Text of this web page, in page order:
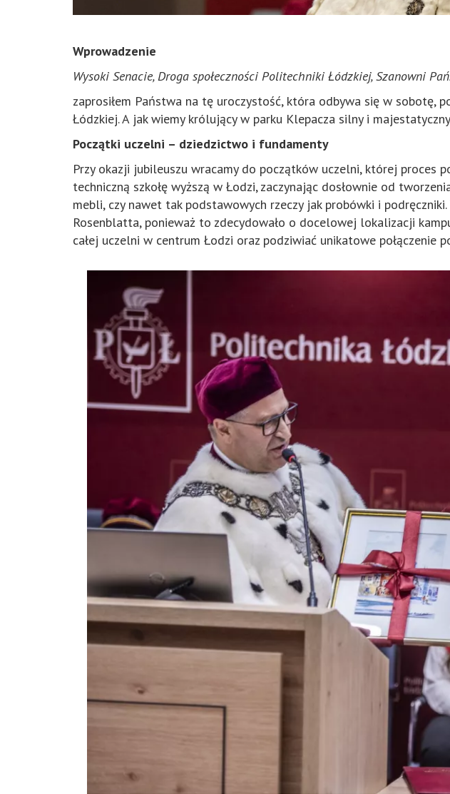
Wprowadzenie
Wysoki Senacie, Droga społeczności Politechniki Łódzkiej, Szanowni
zaprosiłem Państwa na tę uroczystość, która odbywa się w sobotę,
Łódzkiej. A jak wiemy królujący w parku Klepacza silny i
Początki uczelni – dziedzictwo i fundamenty
Przy okazji jubileuszu wracamy do początków uczelni, której proces
techniczną szkołę wyższą w Łodzi, zaczynając dosłownie od
mebli, czy nawet tak podstawowych rzeczy jak probówki i
Rosenblatta, ponieważ to zdecydowało o docelowej lokalizacji
całej uczelni w centrum Łodzi oraz podziwiać unikatowe połączenie